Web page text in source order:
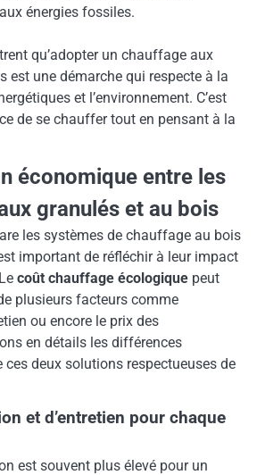
énergies fossiles.
qu’adopter un chauffage aux
est une démarche qui respecte à la
et l’environnement. C’est
de se chauffer tout en pensant à la
économique entre les
granulés et au bois
les systèmes de chauffage au bois
important de réfléchir à leur impact
coût chauffage écologique peut
plusieurs facteurs comme
ou encore le prix des
en détails les différences
ces deux solutions respectueuses de
et d’entretien pour chaque
est souvent plus élevé pour un